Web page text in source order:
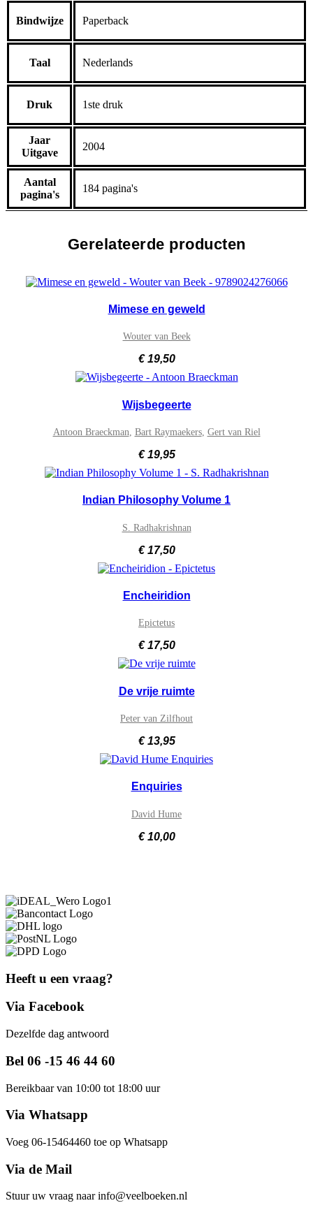
Bindwijze Paperback
Taal Nederlands
Druk 1ste druk
Jaar
Uitgave
2004
Aantal
pagina's
184 pagina's
Gerelateerde producten
Mimese en geweld
Wouter van Beek
€19,50
Wijsbegeerte
Antoon Braeckman Bart Raymaekers, Gert van Riel
€19,95
Indian Philosophy Volume 1
S. Radhakrishnan
€17,50
Encheiridion
Epictetus
€17,50
De vrije ruimte
Peter van Zilfhout
€13,95
Enquiries
David Hume
€10,00
Heeft u een vraag?
Via Facebook
Dezelfde dag antwoord
Bel 06 -15 46 44 60
Bereikbaar van 10:00 tot 18:00 uur
Via Whatsapp
Voeg 06-15464460 toe op Whatsapp
Via de Mail
Stuur uw vraag naar info@veelboeken.nl